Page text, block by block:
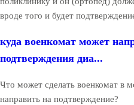
вроде того и будет
куда военкомат может
подтверждения диа...
Что может сделать военкомат в
направить на подтверждение?